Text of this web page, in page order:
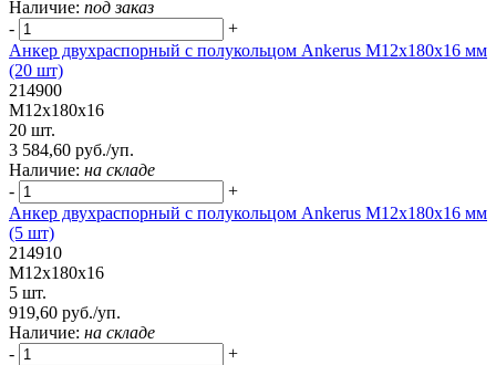
Наличие: под заказ
-
+
Анкер двухраспорный с полукольцом Ankerus М12х180х16 мм
(20 шт)
214900
М12х180х16
20 шт.
3 584,60 руб./уп.
Наличие: на складе
-
+
Анкер двухраспорный с полукольцом Ankerus М12х180х16 мм
(5 шт)
214910
М12х180х16
5 шт.
919,60 руб./уп.
Наличие: на складе
-
+